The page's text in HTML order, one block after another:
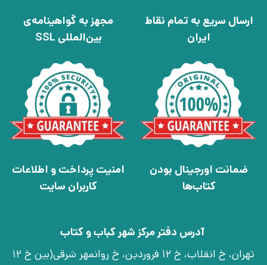
ارسال سریع به تمام نقاط
ایران
مجهز به گواهینامه‌ی
بین‌المللی SSL
ضمانت اورجینال بودن
کتاب‌ها
امنیت پرداخت و اطلاعات
کاربران سایت
آدرس دفتر مرکز شهر کباب و کتاب
تهران، خ انقلاب، خ 12 فروردین، خ روانمهر شرقی(بین خ 12